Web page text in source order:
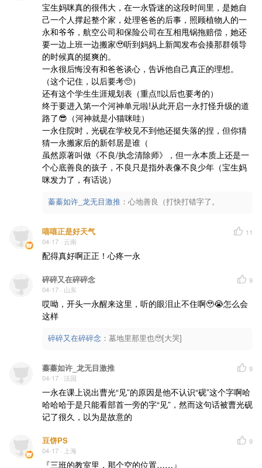
宝生妈咪真的很伟大，在一永昏迷的这段时间里，是她自
己一个人撑起整个家，处理爸爸的后事，照顾植物人的一
永和爷爷，航空公司和保险公司在互相甩锅拖赔偿，她还
要一边上班一边搬家🥹听到妈妈上新闻发布会揍那群领导
的时候真的挺爽的。
一永很后悔没有和爸爸谈心，告诉他自己真正的理想。
（这个记住，以后要考🥺）
还有这个学生生涯规划表（重点‼️以后也要考的）
终于要进入第一个河神单元啦!从此开启一永打怪升级的道
路了😎（河神就是小猫咪哇）
一永住院时，光砚在学校见不到他还挺失落的捏，但你猜
猜一永搬家后的新邻居是谁（
虽然原著叫做《不良/执念清除师》，但一永本质上还是一
个心底善良的孩子，不良只是指外表像不良少年（宝生妈
咪发力了，有话说）
蓁蓁如许_龙无目激推 ： 心地善良（打快打错字了。
嘻嘻正是好天气
04-17 · 云南
11
配得真好啊正正！心疼一永
碎碎又在碎碎念
04-17 · 山东
9
哎呦，开头一永醒来这里，听的眼泪止不住啊🥹😭怎么会
这样
碎碎又在碎碎念 ： 墓地里那里也🥹[大哭]
蓁蓁如许_龙无目激推
04-17 · 法国
9
一永在课上说出曹光“见”的原因是他不认识“砚”这个字啊哈
哈哈哈于是只能看部首一旁的字“见”，然而这句话被曹光砚
记了很久，以为是故意的
豆饼PS
04-17 · 上海
9
『三班的教室里，那个空的位置……』